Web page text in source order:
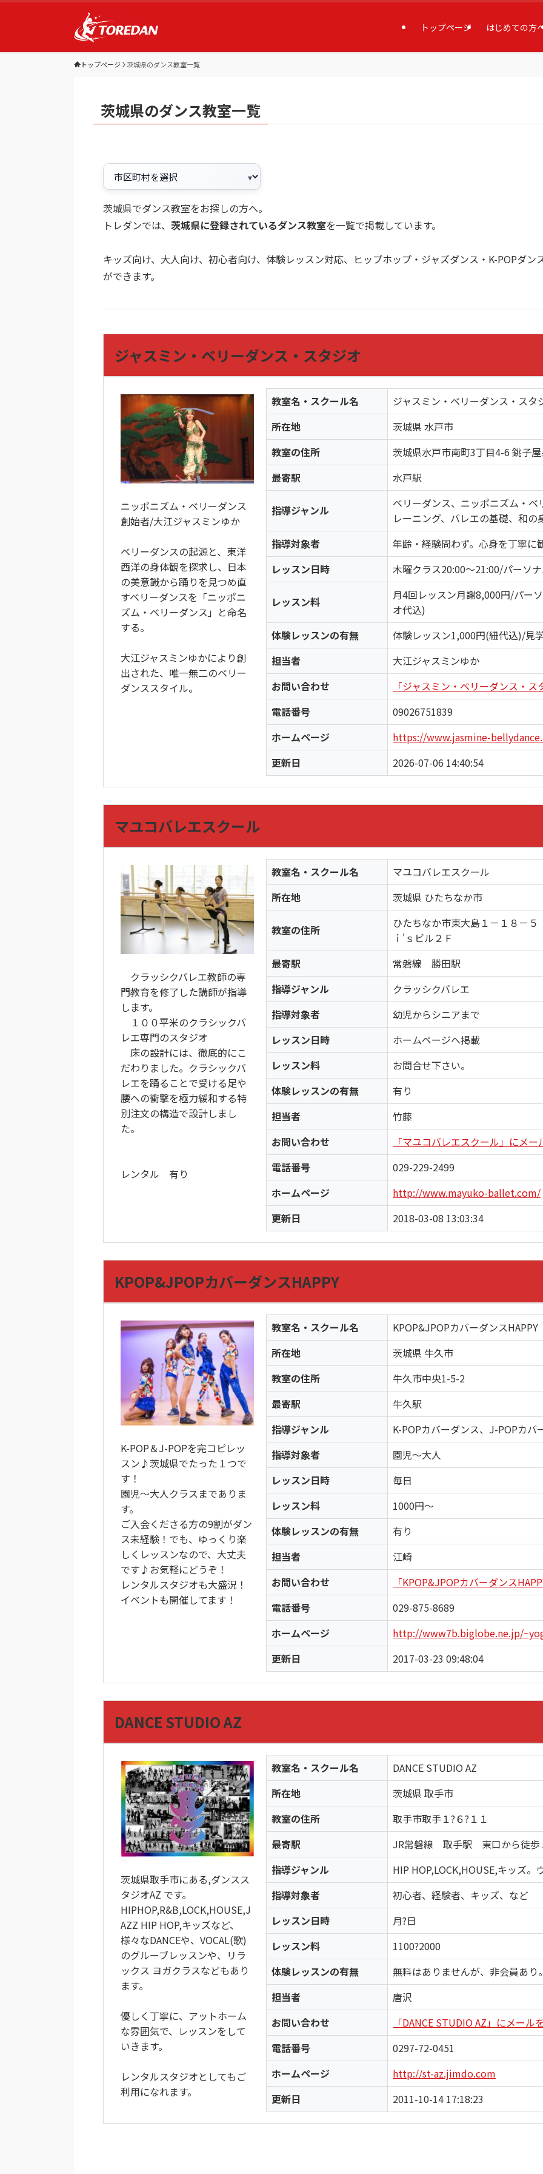
トップページ はじめての方
トップページ 茨城県のダンス教室一覧
茨城県のダンス教室一覧
茨城県でダンス教室をお探しの方へ。
トレダンでは、 茨城県に登録されているダンス教室を一覧で掲載しています。
キッズ向け、大人向け、初心者向け、体験レッスン対応、ヒップホップ・ジャズダンス・K-POPダン
ができます。
ジャスミン・ベリーダンス・スタジオ
ニッポニズム・ベリーダンス
創始者/大江ジャスミンゆか
ベリーダンスの起源と、東洋
西洋の身体観を探求し、日本
の美意識から踊りを見つめ直
すベリーダンスを「ニッポニ
ズム・ベリーダンス」と命名
する。
大江ジャスミンゆかにより創
出された、唯一無二のベリー
ダンススタイル。
教室名・スクール名
ジャスミン・ベリーダンス・スタ
所在地
茨城県 水戸市
教室の住所
茨城県水戸市南町3丁目4-6 銚子
最寄駅
水戸駅
指導ジャンル
ベリーダンス、ニッポニズム・
レーニング、バレエの基礎、和の
指導対象者
年齢・経験問わず。心身を丁寧に
レッスン日時
木曜クラス20:00〜21:00/パーソ
レッスン料
月4回レッスン月謝8,000円/パー
オ代込)
体験レッスンの有無
体験レッスン1,000円(紐代込)/見
担当者
大江ジャスミンゆか
お問い合わせ
「ジャスミン・ベリーダンス・
電話番号
09026751839
ホームページ
https://www.jasmine-
更新日
2026-07-06 14:40:54
マユコバレエスクール
クラッシクバレエ教師の専
門教育を修了した講師が指導
します。
１００平米のクラシックバ
レエ専門のスタジオ
床の設計には、徹底的にこ
だわりました。クラシックバ
レエを踊ることで受ける足や
腰への衝撃を極力緩和する特
別注文の構造で設計しまし
た。
レンタル 有り
教室名・スクール名
マユコバレエスクール
所在地
茨城県 ひたちなか市
教室の住所
ひたちなか市東大島
ｉ'ｓビル２Ｆ
最寄駅
常磐線 勝田駅
指導ジャンル
クラッシクバレエ
指導対象者
幼児からシニアまで
レッスン日時
ホームページへ掲載
レッスン料
お問合せ下さい。
体験レッスンの有無
有り
担当者
竹藤
お問い合わせ
「マユコバレエスクール」にメー
電話番号
029-229-2499
ホームページ
http://www.mayuko-ballet.com/
更新日
2018-03-08 13:03:34
KPOP&JPOPカバーダンスHAPPY
K-POP＆J-POPを完コピレッ
スン♪茨城県でたった１つで
す！
園児～大人クラスまでありま
す。
ご入会くださる方の9割がダン
ス未経験！でも、ゆっくり楽
しくレッスンなので、大丈夫
です♪お気軽にどうぞ！
レンタルスタジオも大盛況！
イベントも開催してます！
教室名・スクール名
KPOP&JPOPカバーダンスHAPPY
所在地
茨城県 牛久市
教室の住所
牛久市中央1-5-2
最寄駅
牛久駅
指導ジャンル
K-POPカバーダンス、J-POPカバ
指導対象者
園児～大人
レッスン日時
毎日
レッスン料
1000円～
体験レッスンの有無
有り
担当者
江崎
お問い合わせ
「KPOP&JPOPカバーダンス
電話番号
029-875-8689
ホームページ
http://www7b.biglobe.ne.jp/
更新日
2017-03-23 09:48:04
DANCE STUDIO AZ
茨城県取手市にある,ダンスス
タジオAZ です。
HIPHOP,R&B,LOCK,HOUSE,J
AZZ HIP HOP,キッズなど、
様々なDANCEや、VOCAL(歌)
のグルーブレッスンや、リラ
ックス ヨガクラスなどもあり
ます。
優しく丁寧に、アットホーム
な雰囲気で、レッスンをして
いきます。
レンタルスタジオとしてもご
利用になれます。
教室名・スクール名
DANCE STUDIO AZ
所在地
茨城県 取手市
教室の住所
取手市取手１?６?１１
最寄駅
JR常磐線 取手駅 東口から徒歩
指導ジャンル
HIP HOP,LOCK,HOUSE,キッズ
指導対象者
初心者、経験者、キッズ、など
レッスン日時
月?日
レッスン料
1100?2000
体験レッスンの有無
無料はありませんが、非会員あり。
担当者
唐沢
お問い合わせ
「DANCE STUDIO AZ」にメール
電話番号
0297-72-0451
ホームページ
http://st-az.jimdo.com
更新日
2011-10-14 17:18:23